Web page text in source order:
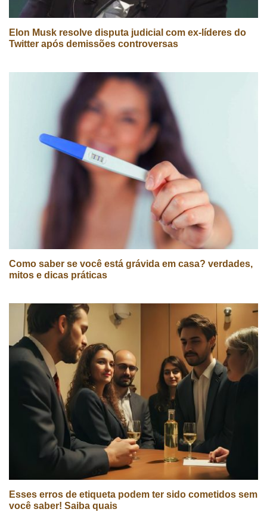
Elon Musk resolve disputa judicial com ex-líderes do
Twitter após demissões controversas
Como saber se você está grávida em casa? verdades,
mitos e dicas práticas
Esses erros de etiqueta podem ter sido cometidos sem
você saber! Saiba quais